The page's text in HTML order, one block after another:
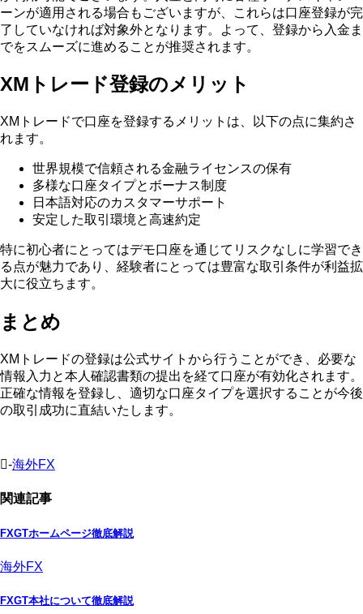
ーンが適用される場合もございますが、これらは口座登録が完
了していなければ対象外となります。よって、登録から入金ま
でをスムーズに進めることが推奨されます。
XMトレード登録のメリット
XMトレードで口座を登録するメリットは、以下の点に集約さ
れます。
世界規模で信頼される金融ライセンスの保有
多様な口座タイプとボーナス制度
日本語対応のカスタマーサポート
安定した取引環境と高速約定
特に初心者にとってはデモ口座を通じてリスクなしに学習でき
る点が魅力であり、経験者にとっては豊富な取引条件が利益拡
大に役立ちます。
まとめ
XMトレードの登録は公式サイトから行うことができ、必要な
情報入力と本人確認書類の提出を経て口座が有効化されます。
正確な情報を登録し、適切な口座タイプを選択することが今後
の取引成功に直結いたします。
-海外FX
関連記事
FXGTホームページ徹底解説
海外FX
FXGT本社について徹底解説